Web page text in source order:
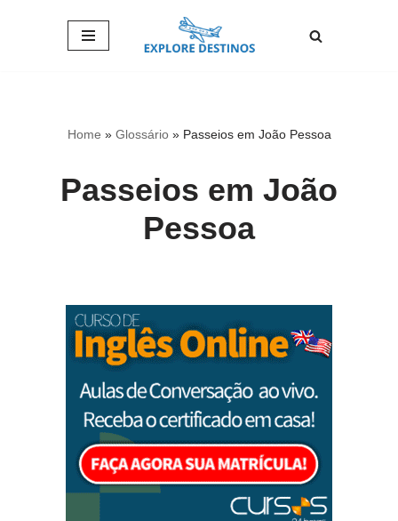
Home » Glossário» Passeios em João Pessoa
Passeios em João
Pessoa